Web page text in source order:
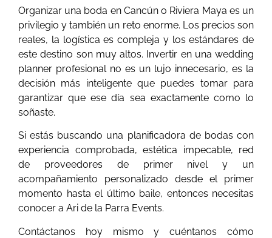
Organizar una boda en Cancún o Riviera Maya es un
privilegio y también un reto enorme. Los precios son
reales, la logística es compleja y los estándares de
este destino son muy altos. Invertir en una wedding
planner profesional no es un lujo innecesario, es la
decisión más inteligente que puedes tomar para
garantizar que ese día sea exactamente como lo
soñaste.
Si estás buscando una planificadora de bodas con
experiencia comprobada, estética impecable, red
de proveedores de primer nivel y un
acompañamiento personalizado desde el primer
momento hasta el último baile, entonces necesitas
conocer a Ari de la Parra Events.
Contáctanos hoy mismo y cuéntanos cómo